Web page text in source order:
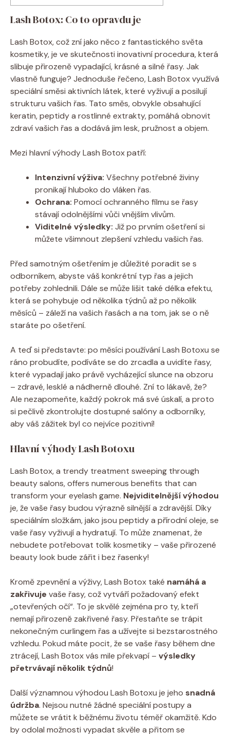
Lash Botox: Co to opravdu je
Lash Botox, což zní jako něco z fantastického světa
kosmetiky, je ve skutečnosti inovativní procedura, která
slibuje přirozeně vypadající, krásné a silné řasy. Jak
vlastně funguje? Jednoduše řečeno, Lash Botox využívá
speciální směsi aktivních látek, které vyživují a posilují
strukturu vašich řas. Tato směs, obvykle obsahující
keratin, peptidy a rostlinné extrakty, pomáhá obnovit
zdraví vašich řas a dodává jim lesk, pružnost a objem.
Mezi hlavní výhody Lash Botox patří:
Intenzivní výživa: Všechny potřebné živiny
pronikají hluboko do vláken řas.
Ochrana: Pomocí ochranného filmu se řasy
stávají odolnějšími vůči vnějším vlivům.
Viditelné výsledky: Již po prvním ošetření si
můžete všimnout zlepšení vzhledu vašich řas.
Před samotným ošetřením je důležité poradit se s
odborníkem, abyste váš konkrétní typ řas a jejich
potřeby zohlednili. Dále se může lišit také délka efektu,
která se pohybuje od několika týdnů až po několik
měsíců – záleží na vašich řasách a na tom, jak se o ně
staráte po ošetření.
A teď si představte: po měsíci používání Lash Botoxu se
ráno probudíte, podíváte se do zrcadla a uvidíte řasy,
které vypadají jako právě vycházející slunce na obzoru
– zdravé, lesklé a nádherně dlouhé. Zní to lákavě, že?
Ale nezapomeňte, každý pokrok má své úskalí, a proto
si pečlivě zkontrolujte dostupné salóny a odborníky,
aby váš zážitek byl co nejvíce pozitivní!
Hlavní výhody Lash Botoxu
Lash Botox, a trendy treatment sweeping through
beauty salons, offers numerous benefits that can
transform your eyelash game. Nejviditelnější výhodou
je, že vaše řasy budou výrazně silnější a zdravější. Díky
speciálním složkám, jako jsou peptidy a přírodní oleje, se
vaše řasy vyživují a hydratují. To může znamenat, že
nebudete potřebovat tolik kosmetiky – vaše přirozené
beauty look bude zářit i bez řasenky!
Kromě zpevnění a výživy, Lash Botox také namáhá a
zakřivuje vaše řasy, což vytváří požadovaný efekt
„otevřených očí“. To je skvělé zejména pro ty, kteří
nemají přirozeně zakřivené řasy. Přestaňte se trápit
nekonečným curlingem řas a užívejte si bezstarostného
vzhledu. Pokud máte pocit, že se vaše řasy během dne
ztrácejí, Lash Botox vás mile překvapí – výsledky
přetrvávají několik týdnů!
Další významnou výhodou Lash Botoxu je jeho snadná
údržba. Nejsou nutné žádné speciální postupy a
můžete se vrátit k běžnému životu téměř okamžitě. Kdo
by odolal možnosti vypadat skvěle a přitom se